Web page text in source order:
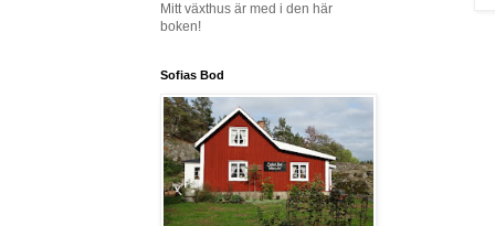
Mitt växthus är med i den här
boken!
Sofias Bod